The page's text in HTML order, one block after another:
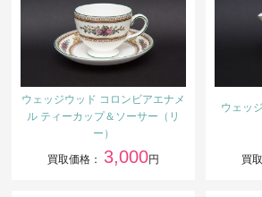
ウェッジウッド コロンビアエナメ
ル ティーカップ＆ソーサー（リ
ー）
買取価格： 3,000円
ウェッ
買